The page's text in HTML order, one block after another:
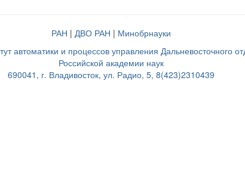
РАН | ДВО РАН | Минобрнауки
автоматики и процессов управления Дальневосточного
Российской академии наук
690041, г. Владивосток, ул. Радио, 5, 8(423)2310439